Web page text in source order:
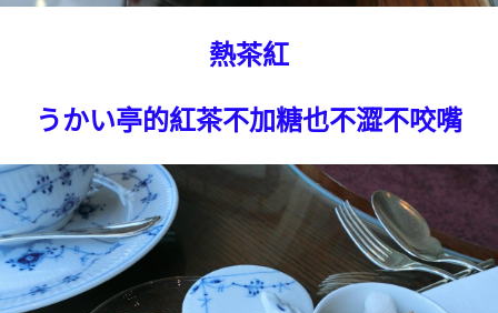
熱茶紅
うかい亭的紅茶不加糖也不澀不咬嘴